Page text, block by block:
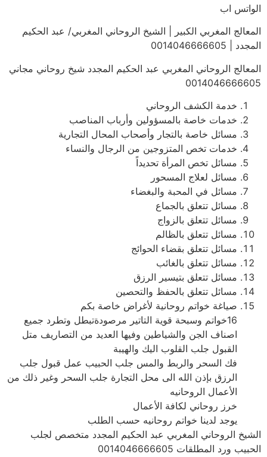
الواتس اب
المعالج المغربي الكبير | الشيخ الروحاني المغربي/ عبد الحكيم
المجدد | 0014046666605
المعالج الروحاني المغربي عبد الحكيم المجدد شيخ روحاني مجاني
0014046666605
خدمة الكشف الروحاني
خدمات خاصة بالمسؤولين وأرباب المناصب
مسائل خاصة بالتجار وأصحاب المحال التجارية
خدمات تخص المتزوجين من الرجال والنساء
مسائل تخص المرأة تحديداً
مسائل لعلاج المسحور
مسائل في المحبة والبغضاء
مسائل تتعلق بالجماع
مسائل تتعلق بالزواج
مسائل تتعلق بالظالم
مسائل تتعلق بقضاء الحوائج
مسائل تتعلق بالغائب
مسائل تتعلق بتيسير الرزق
مسائل تتعلق بالحفظ والتحصين
صياغة خواتم روحانية لأغراض خاصة بكم
16خواتم وسبحة قوية التاتير مرصودةتبطل وتطرد جميع
اصناف الجن والشياطين وفيها العديد من التصاريف متل
القبول جلب القلوب اليك والهيبة
فك السحر والربط والمس جلب الحبيب عمل قبول جلب
الرزق بإذن الله الى محل التجارة جلب السحر وغير ذلك من
الأعمال الروحانيه
خرز روحاني لكافة الأعمال
يوجد لدينا خواتم روحانيه حسب الطلب
الشيخ الروحاني المغربي عبد الحكيم المجدد متخصص لجلب
الحبيب ورد المطلقات 0014046666605